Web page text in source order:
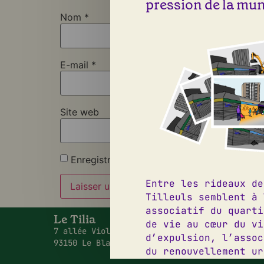
Nom *
E-mail *
Site web
Enregistrer mon nom, mon e-mail et mon
Le Tilia
7 allée Viollet Le Duc,
93150 Le Blanc Mesnil
09 50
pression de la
Entre les rideaux
Tilleuls semblent
associatif du
de vie au cœur du
d’expulsion,
du renouvellement